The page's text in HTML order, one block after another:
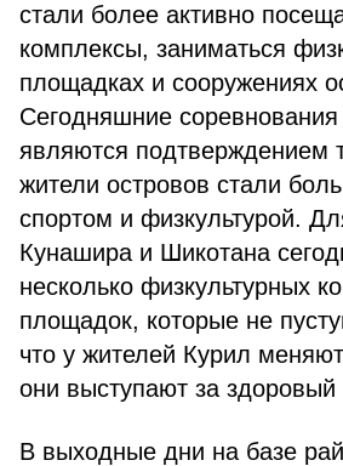
стали более активно
комплексы, заниматься
площадках и сооружениях
Сегодняшние
являются подтверждением
жители островов стали
спортом и физкультурой.
Кунашира и Шикотана
несколько физкультурных
площадок, которые не
что у жителей Курил
они выступают за здоровый
В выходные дни на базе